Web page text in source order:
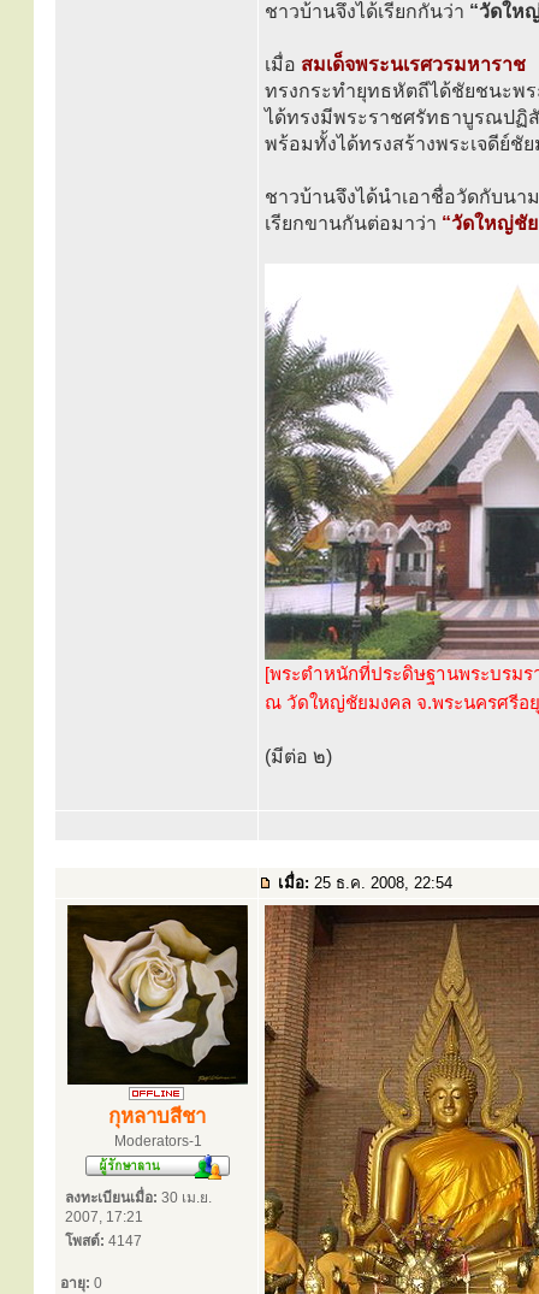
ชาวบ้านจึงได้เรียกกันว่า “วัดให
เมื่อ สมเด็จพระนเรศวรมหาราช
ทรงกระทำยุทธหัตถีได้ชัยชนะพ
ได้ทรงมีพระราชศรัทธาบูรณป
พร้อมทั้งได้ทรงสร้างพระเจดีย์ชั
ชาวบ้านจึงได้นำเอาชื่อวัดกับนา
เรียกขานกันต่อมาว่า “วัดใหญ่ชั
[พระตำหนักที่ประดิษฐานพระบรม
ณ วัดใหญ่ชัยมงคล จ.พระนครศรีอ
(มีต่อ ๒)
เมื่อ: 25 ธ.ค. 2008, 22:54
กุหลาบสีชา
Moderators-1
ลงทะเบียนเมื่อ: 30 เม.ย.
2007, 17:21
โพสต์: 4147
อายุ: 0